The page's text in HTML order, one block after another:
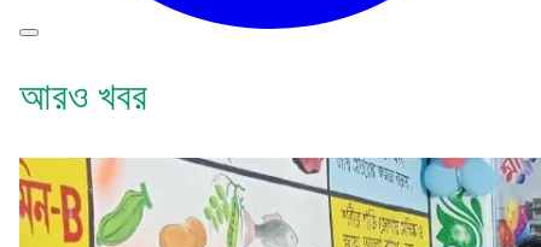
আরও খবর